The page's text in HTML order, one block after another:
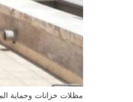
مظلات خزانات وحماية